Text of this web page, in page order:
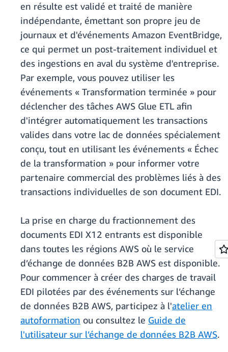
en résulte est validé et traité de manière
indépendante, émettant son propre jeu de
journaux et d'événements Amazon EventBridge,
ce qui permet un post-traitement individuel et
des ingestions en aval du système d'entreprise.
Par exemple, vous pouvez utiliser les
événements « Transformation terminée » pour
déclencher des tâches AWS Glue ETL afin
d'intégrer automatiquement les transactions
valides dans votre lac de données spécialement
conçu, tout en utilisant les événements « Échec
de la transformation » pour informer votre
partenaire commercial des problèmes liés à des
transactions individuelles de son document EDI.
La prise en charge du fractionnement des
documents EDI X12 entrants est disponible
dans toutes les régions AWS où le service
d’échange de données B2B AWS est disponible.
Pour commencer à créer des charges de travail
EDI pilotées par des événements sur l’échange
de données B2B AWS, participez à l'atelier en
autoformation ou consultez le Guide de
l'utilisateur sur l’échange de données B2B AWS.